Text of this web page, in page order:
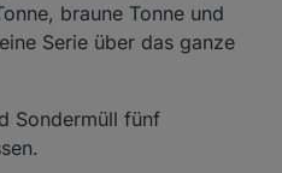
braune Tonne und
Serie über das ganze
Sondermüll fünf